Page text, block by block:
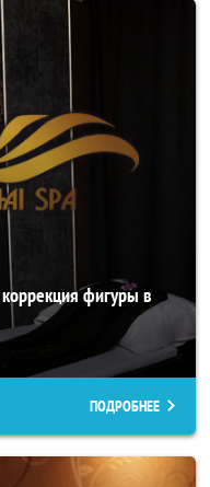
фигуры в
ПОДРОБНЕЕ